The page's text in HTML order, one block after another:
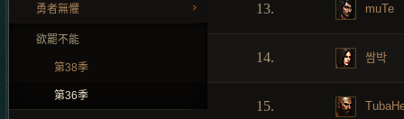
勇者無懼
欲罷不能
第38季
第36季
13. muTe
14. 쌈박
15.